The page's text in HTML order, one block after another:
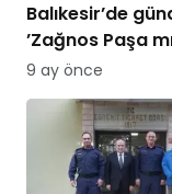
Balıkesir’de
’Zağnos Paşa
İsmet Paşa mı
9 ay önce